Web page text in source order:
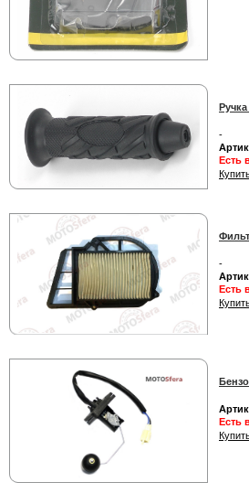
-
Есть
-
Есть
Есть